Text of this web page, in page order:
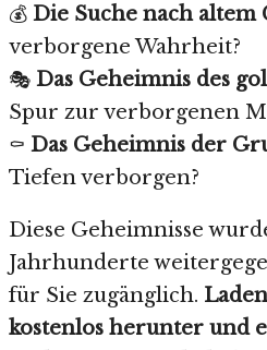
💰 Die Suche nach altem
verborgene Wahrheit?
🎭 Das Geheimnis des
Spur zur verborgenen
⚰ Das Geheimnis der
Tiefen verborgen?
Diese Geheimnisse
Jahrhunderte
für Sie zugänglich.
kostenlos herunter und